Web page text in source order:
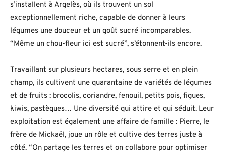
s’installent à Argelès, où ils trouvent un sol
exceptionnellement riche, capable de donner à leurs
légumes une douceur et un goût sucré incomparables.
“Même un chou-fleur ici est sucré”, s’étonnent-ils encore.
Travaillant sur plusieurs hectares, sous serre et en plein
champ, ils cultivent une quarantaine de variétés de légumes
et de fruits : brocolis, coriandre, fenouil, petits pois, figues,
kiwis, pastèques… Une diversité qui attire et qui séduit. Leur
exploitation est également une affaire de famille : Pierre, le
frère de Mickaël, joue un rôle et cultive des terres juste à
côté. “On partage les terres et on collabore pour optimiser